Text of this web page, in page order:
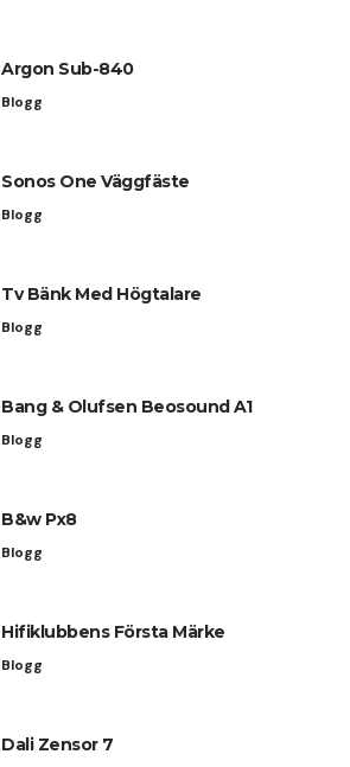
Argon Sub-840
Blogg
Sonos One Väggfäste
Blogg
Tv Bänk Med Högtalare
Blogg
Bang & Olufsen Beosound A1
Blogg
B&w Px8
Blogg
Hifiklubbens Första Märke
Blogg
Dali Zensor 7